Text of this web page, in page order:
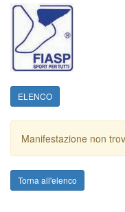
ELENCO
Manifestazione non
Torna all'elenco